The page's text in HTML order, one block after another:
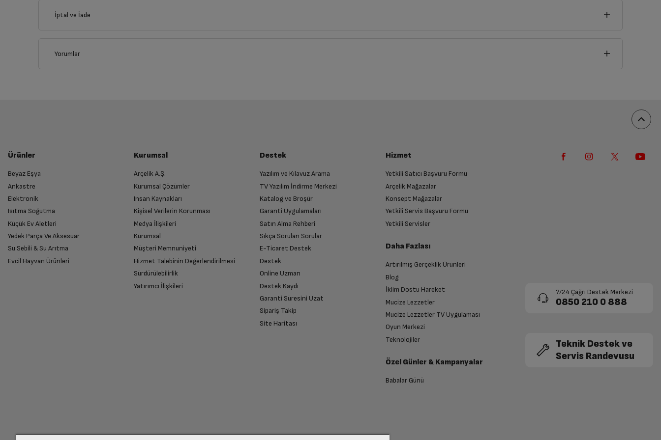
İptal ve İade
Ürünü Yetkili Servise Teslim Edin
Ürünü eksiksiz ve hasarsız olarak faturası ile birlikte yetkili servise teslim edin.
İade Talebiniz Onaylansın
Yetkili servis gerekli kontrolleri sağladıktan sonra İade süreciniz tamamlanacaktır.
Yorumlar
Ürünler
Beyaz Eşya
Ankastre
Elektronik
Isıtma Soğutma
Küçük Ev Aletleri
Yedek Parça Ve Aksesuar
Su Sebili & Su Arıtma
Evcil Hayvan Ürünleri
Kurumsal
Arçelik A.Ş.
Kurumsal Çözümler
Insan Kaynakları
Kişisel Verilerin Korunması
Medya İlişkileri
Kurumsal
Müşteri Memnuniyeti
Hizmet Talebinin Değerlendirilmesi
Sürdürülebilirlik
Yatırımcı İlişkileri
Destek
Yazılım ve Kılavuz Arama
TV Yazılım İndirme Merkezi
Katalog ve Broşür
Garanti Uygulamaları
Satın Alma Rehberi
Sıkça Sorulan Sorular
E-Ticaret Destek
Destek
Online Uzman
Destek Kaydı
Garanti Süresini Uzat
Sipariş Takip
Site Haritası
Hizmet
Yetkili Satıcı Başvuru Formu
Arçelik Mağazalar
Konsept Mağazalar
Yetkili Servis Başvuru Formu
Yetkili Servisler
Daha Fazlası
Artırılmış Gerçeklik Ürünleri
Blog
İklim Dostu Hareket
Mucize Lezzetler
Mucize Lezzetler TV Uygulaması
Oyun Merkezi
Teknolojiler
Özel Günler & Kampanyalar
Babalar Günü
7/24 Çağrı Destek Merkezi
0850 210 0 888
Teknik Destek ve
Servis Randevusu